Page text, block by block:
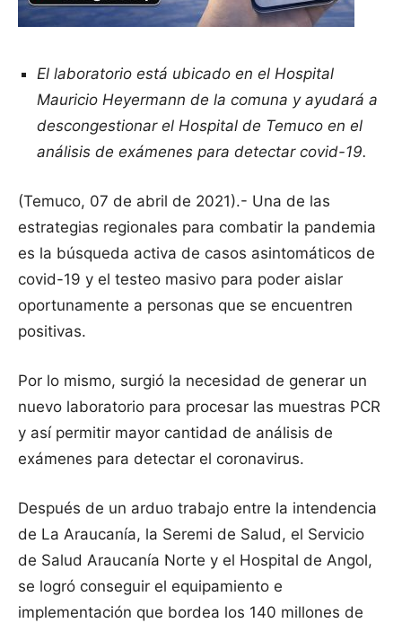
El laboratorio está ubicado en el Hospital
Mauricio Heyermann de la comuna y ayudará a
descongestionar el Hospital de Temuco en el
análisis de exámenes para detectar covid-19.
(Temuco, 07 de abril de 2021).- Una de las
estrategias regionales para combatir la pandemia
es la búsqueda activa de casos asintomáticos de
covid-19 y el testeo masivo para poder aislar
oportunamente a personas que se encuentren
positivas.
Por lo mismo, surgió la necesidad de generar un
nuevo laboratorio para procesar las muestras PCR
y así permitir mayor cantidad de análisis de
exámenes para detectar el coronavirus.
Después de un arduo trabajo entre la intendencia
de La Araucanía, la Seremi de Salud, el Servicio
de Salud Araucanía Norte y el Hospital de Angol,
se logró conseguir el equipamiento e
implementación que bordea los 140 millones de